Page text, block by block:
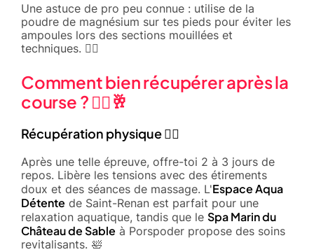
Une astuce de pro peu connue : utilise de la
poudre de magnésium sur tes pieds pour éviter les
ampoules lors des sections mouillées et
techniques. 🕵️‍♂️
Comment bien récupérer après la
course ? 🧘‍♂️🥂
Récupération physique 🏊‍♂️
Après une telle épreuve, offre-toi 2 à 3 jours de
repos. Libère les tensions avec des étirements
doux et des séances de massage. L'Espace Aqua
Détente de Saint-Renan est parfait pour une
relaxation aquatique, tandis que le Spa Marin du
Château de Sable à Porspoder propose des soins
revitalisants. 🛀